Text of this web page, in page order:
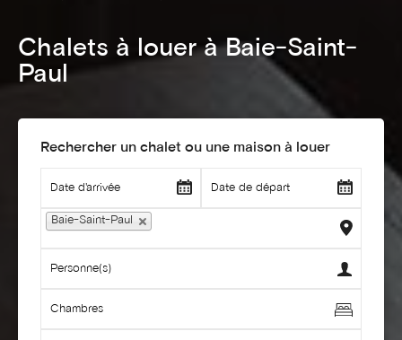
Chalets à louer à Baie-Saint-
Paul
Rechercher un chalet ou une maison à louer
Baie-Saint-Paul